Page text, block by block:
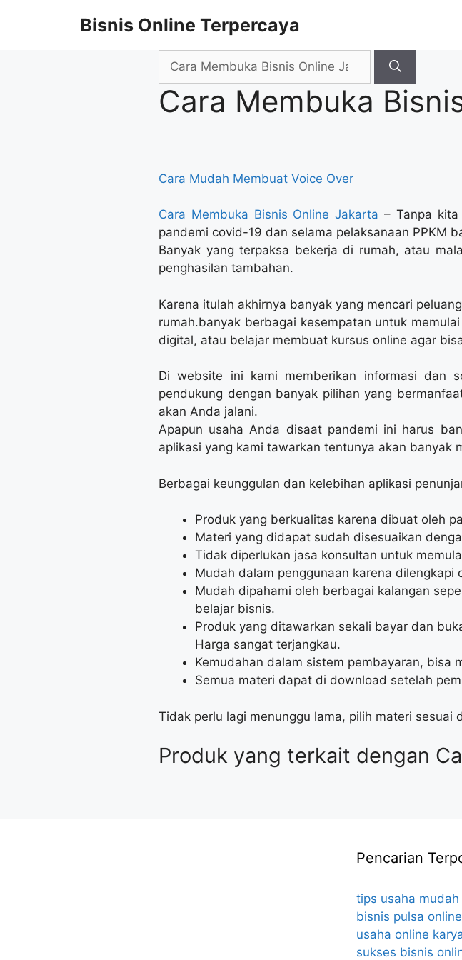
Bisnis Online Terpercaya
Search
Cara Membuka
Cara Mudah Membuat Voice Over
Cara Membuka Bisnis Online Jakarta – Tanpa
pandemi covid-19 dan selama pelaksanaan PPKM
Banyak yang terpaksa bekerja di rumah, atau
penghasilan tambahan.
Karena itulah akhirnya banyak yang mencari
rumah.banyak berbagai kesempatan untuk
digital, atau belajar membuat kursus online agar
Di website ini kami memberikan informasi dan
pendukung dengan banyak pilihan yang
akan Anda jalani.
Apapun usaha Anda disaat pandemi ini harus
aplikasi yang kami tawarkan tentunya akan banyak
Berbagai keunggulan dan kelebihan aplikasi
Produk yang berkualitas karena dibuat oleh
Materi yang didapat sudah disesuaikan
Tidak diperlukan jasa konsultan untuk
Mudah dalam penggunaan karena dilengkapi
Mudah dipahami oleh berbagai kalangan
belajar bisnis.
Produk yang ditawarkan sekali bayar dan
Harga sangat terjangkau.
Kemudahan dalam sistem pembayaran, bisa
Semua materi dapat di download setelah
Tidak perlu lagi menunggu lama, pilih materi sesuai
Produk yang terkait dengan
Pencarian
tips usaha
bisnis pulsa
usaha online
sukses bisnis